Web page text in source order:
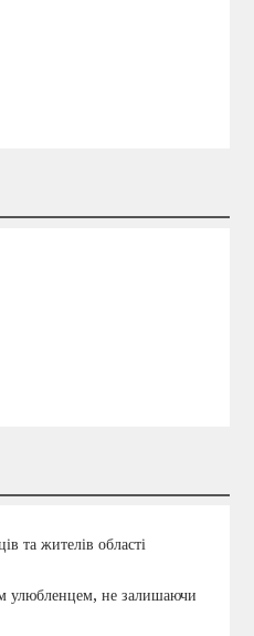
та жителів області
улюбленцем, не залишаючи